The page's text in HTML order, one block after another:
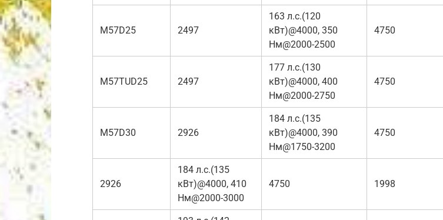
M57D25 2497
163 л.с.(120
кВт)@4000, 350
Нм@2000-2500
4750
M57TUD25 2497
177 л.с.(130
кВт)@4000, 400
Нм@2000-2750
4750
M57D30 2926
184 л.с.(135
кВт)@4000, 390
Нм@1750-3200
4750
2926
184 л.с.(135
кВт)@4000, 410
Нм@2000-3000
4750 1998